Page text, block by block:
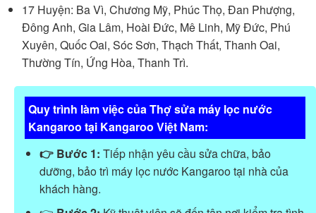
17 Huyện: Ba Vì, Chương Mỹ, Phúc Thọ, Đan Phượng,
Đông Anh, Gia Lâm, Hoài Đức, Mê Linh, Mỹ Đức, Phú
Xuyên, Quốc Oai, Sóc Sơn, Thạch Thất, Thanh Oai,
Thường Tín, Ứng Hòa, Thanh Trì.
Quy trình làm việc của Thợ sửa máy lọc nước
Kangaroo tại Kangaroo Việt Nam:
👉 Bước 1: Tiếp nhận yêu cầu sửa chữa, bảo
dưỡng, bảo trì máy lọc nước Kangaroo tại nhà của
khách hàng.